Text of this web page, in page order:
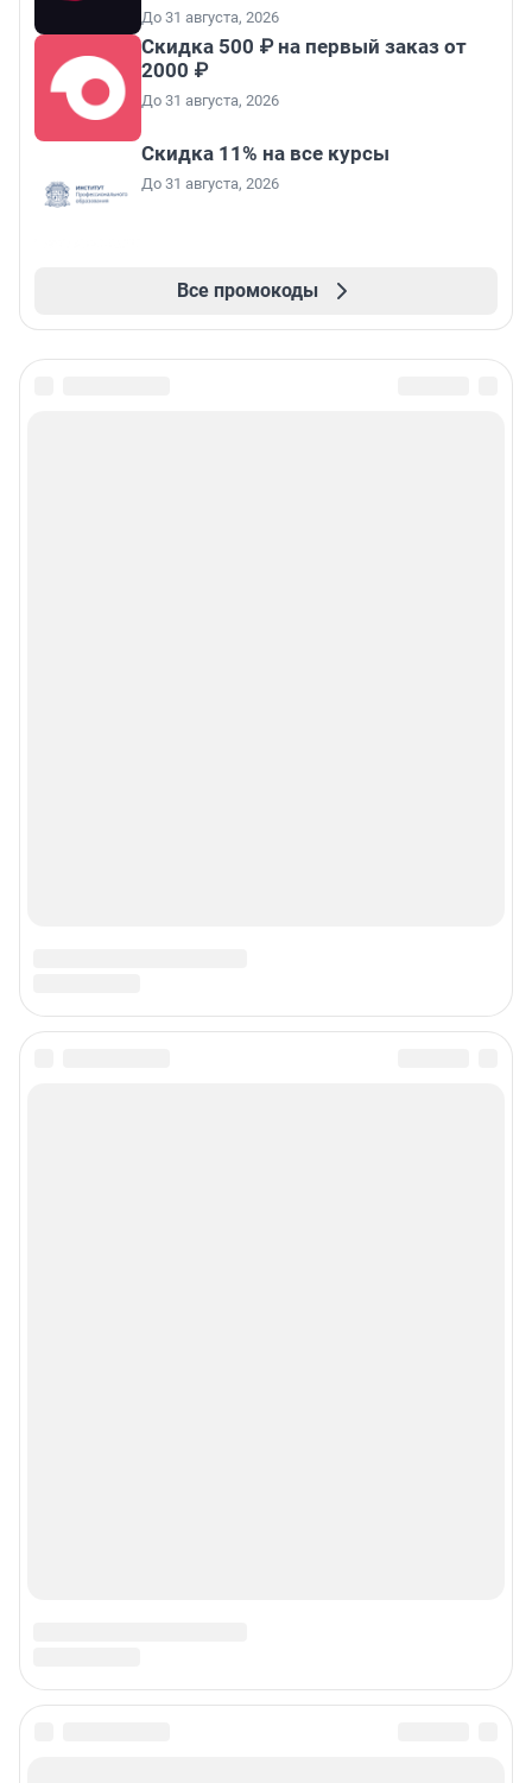
До 31 августа, 2026
Скидка 500 ₽ на первый заказ от
2000 ₽
До 31 августа, 2026
Скидка 11% на все курсы
До 31 августа, 2026
Все промокоды